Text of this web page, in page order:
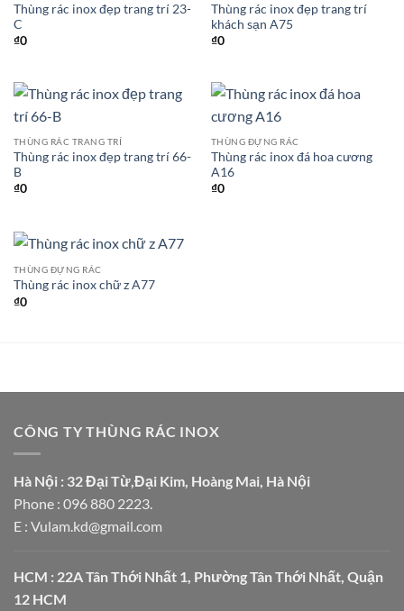
Thùng rác inox đẹp trang trí 23-
C
₫0
Thùng rác inox đẹp trang trí
khách sạn A75
₫0
THÙNG RÁC TRANG TRÍ
Thùng rác inox đẹp trang trí 66-
B
₫0
THÙNG ĐỰNG RÁC
Thùng rác inox đá hoa cương
A16
₫0
THÙNG ĐỰNG RÁC
Thùng rác inox chữ z A77
₫0
CÔNG TY THÙNG RÁC INOX
Hà Nội : 32 Đại Từ,Đại Kim, Hoàng Mai, Hà Nội
Phone : 096 880 2223.
E : Vulam.kd@gmail.com
HCM : 22A Tân Thới Nhất 1, Phường Tân Thới Nhất, Quận
12 HCM